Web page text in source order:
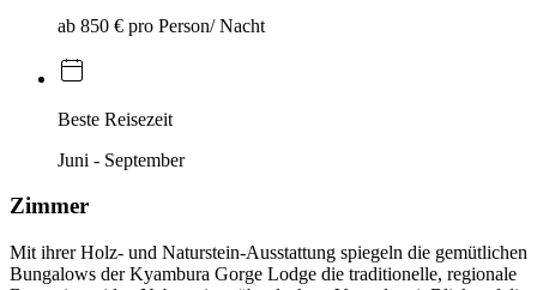
ab 850 € pro Person/ Nacht
Beste Reisezeit
Juni - September
Zimmer
Mit ihrer Holz- und Naturstein-Ausstattung spiegeln die gemütlichen
Bungalows der Kyambura Gorge Lodge die traditionelle, regionale